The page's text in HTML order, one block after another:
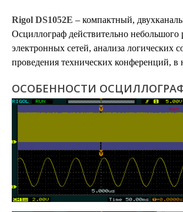
Rigol DS1052E – компактный,
Осциллограф действительно
электронных сетей, анализа логических
проведения технических конференций, в
ОСОБЕННОСТИ ОСЦИЛЛОГРАФА